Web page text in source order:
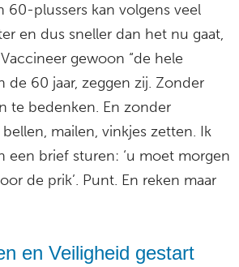
60-plussers kan volgens veel
en dus sneller dan het nu gaat,
Vaccineer gewoon “de hele
de 60 jaar, zeggen zij. Zonder
te bedenken. En zonder
mailen, vinkjes zetten. Ik
een brief sturen: ‘u moet morgen
de prik’. Punt. En reken maar
en Veiligheid gestart